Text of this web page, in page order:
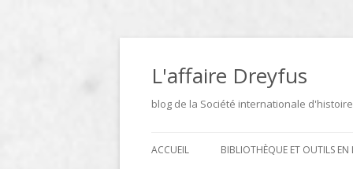
Aller
contenu
L'affaire Dreyfus
blog de la Société internationale
ACCUEIL BIBLIOTHÈQUE ET OUTILS EN